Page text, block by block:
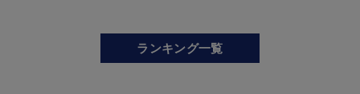
ランキング一覧